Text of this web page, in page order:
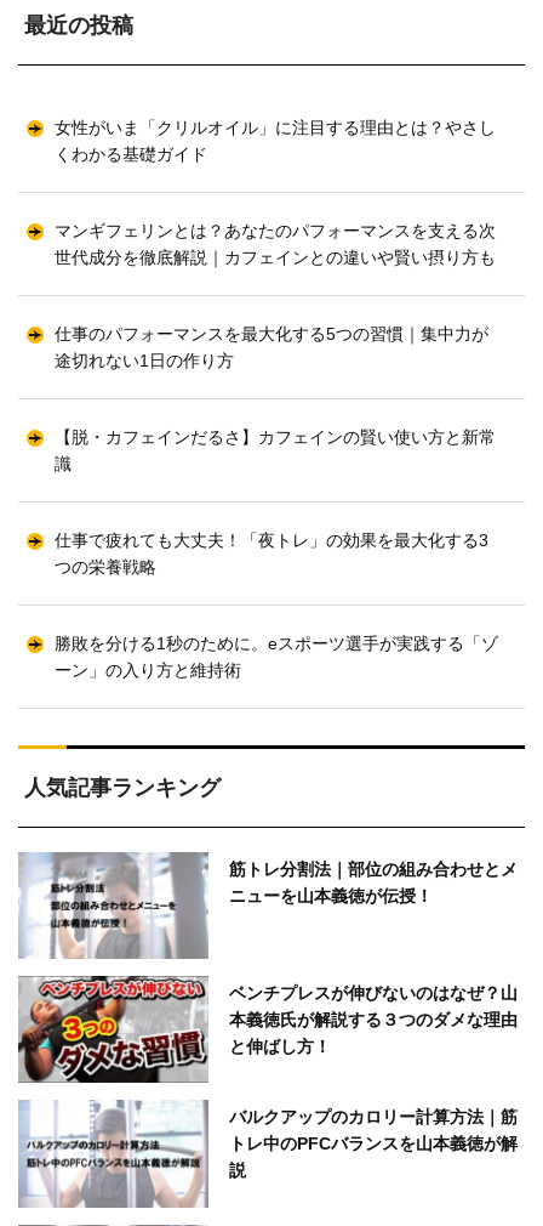
最近の投稿
女性がいま「クリルオイル」に注目する理由とは？やさし
くわかる基礎ガイド
マンギフェリンとは？あなたのパフォーマンスを支える次
世代成分を徹底解説｜カフェインとの違いや賢い摂り方も
仕事のパフォーマンスを最大化する5つの習慣｜集中力が
途切れない1日の作り方
【脱・カフェインだるさ】カフェインの賢い使い方と新常
識
仕事で疲れても大丈夫！「夜トレ」の効果を最大化する3
つの栄養戦略
勝敗を分ける1秒のために。eスポーツ選手が実践する「ゾ
ーン」の入り方と維持術
人気記事ランキング
筋トレ分割法｜部位の組み合わせとメ
ニューを山本義徳が伝授！
ベンチプレスが伸びないのはなぜ？山
本義徳氏が解説する３つのダメな理由
と伸ばし方！
バルクアップのカロリー計算方法｜筋
トレ中のPFCバランスを山本義徳が解
説